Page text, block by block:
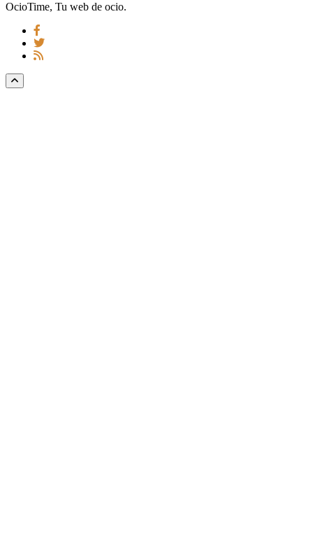
OcioTime, Tu web de ocio.